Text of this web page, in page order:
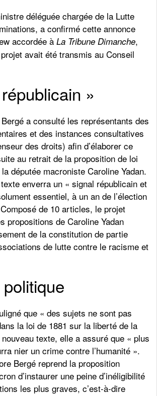
déléguée chargée de la Lutte
a confirmé cette annonce
accordée àLa Tribune Dimanche,
avait été transmis au Conseil
»
a consulté les représentants des
et des instances consultatives
des droits) afin d’élaborer ce
au retrait de la proposition de loi
députée macroniste Caroline Yadan.
enverra un « signal républicain et
essentiel, à un an de l’élection
de 10 articles, le projet
propositions de Caroline Yadan
de la constitution de partie
de lutte contre le racisme et
que « des sujets ne sont pas
la loi de 1881 sur la liberté de la
texte, elle a assuré que « plus
nier un crime contre l’humanité ».
Bergé reprend la proposition
d’instaurer une peine d’inéligibilité
les plus graves, c’est-à-dire